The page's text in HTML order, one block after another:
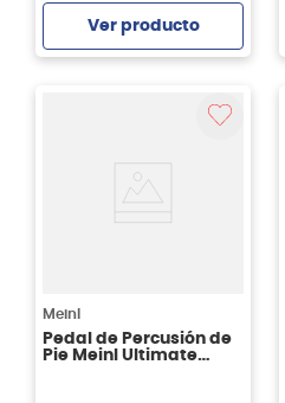
Ver producto
Meinl
Pedal de Percusión de
Pie Meinl Ultimate